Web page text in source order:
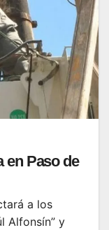
en Paso de
a los
Alfonsín” y